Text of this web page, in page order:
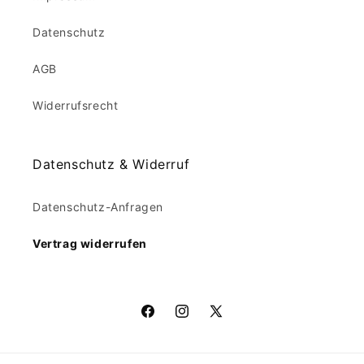
Datenschutz
AGB
Widerrufsrecht
Datenschutz & Widerruf
Datenschutz-Anfragen
Vertrag widerrufen
FacebookInstagram
X